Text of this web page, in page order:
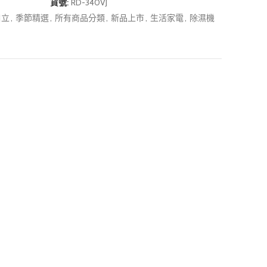
貨號: RD-340VJ
, 季節精選, 所有商品分類, 新品上市, 生活家電, 除濕機